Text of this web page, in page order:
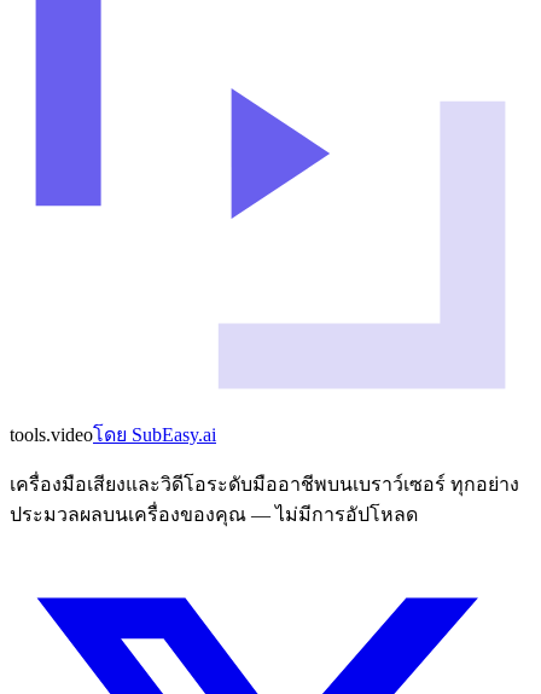
tools.videoโดย SubEasy.ai
เครื่องมือเสียงและวิดีโอระดับมืออาชีพบนเบราว์เซอร์ ทุกอย่าง
ประมวลผลบนเครื่องของคุณ — ไม่มีการอัปโหลด